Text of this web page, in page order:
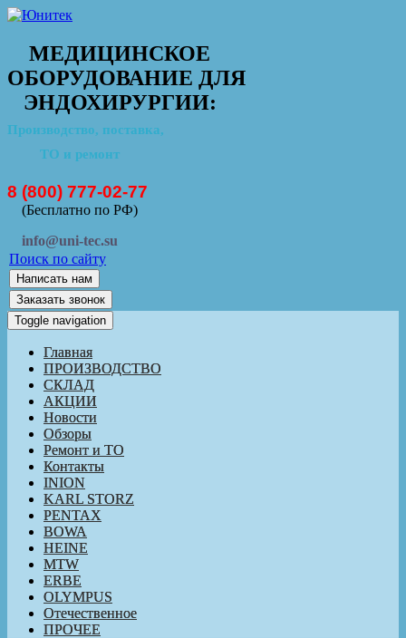
МЕДИЦИНСКОЕ
ОБОРУДОВАНИЕ ДЛЯ
ЭНДОХИРУРГИИ:
Производство, поставка,
ТО и ремонт
8 (800) 777-02-77
(Бесплатно по РФ)
info@uni-tec.su
Поиск по сайту
Написать нам
Заказать звонок
Toggle navigation
Главная
ПРОИЗВОДСТВО
СКЛАД
АКЦИИ
Новости
Обзоры
Ремонт и ТО
Контакты
INION
KARL STORZ
PENTAX
BOWA
HEINE
MTW
ERBE
OLYMPUS
Отечественное
ПРОЧЕЕ